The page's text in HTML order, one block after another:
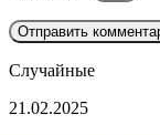
Случайные
Хакеры
21.02.2025